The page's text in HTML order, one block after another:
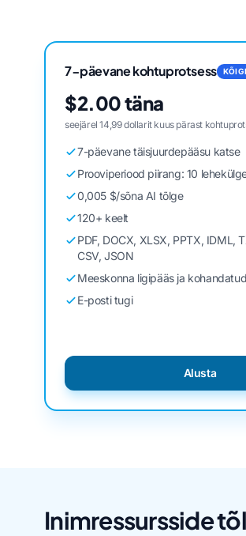
7-päevane kohtuprotsess
$2.00 täna
seejärel 14,99 dollarit kuus pärast
7-päevane täisjuurdepääsu katse
Prooviperiood piirang: 10
0,005 $/sõna AI tõlge
120+ keelt
PDF, DOCX, XLSX, PPTX, IDML,
CSV, JSON
Meeskonna ligipääs ja
E-posti tugi
Alusta
Inimressursside